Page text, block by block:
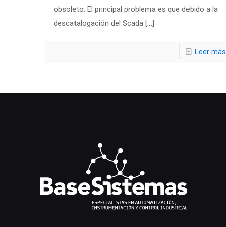
obsoleto. El principal problema es que debido a la
descatalogación del Scada[…]
Leer más